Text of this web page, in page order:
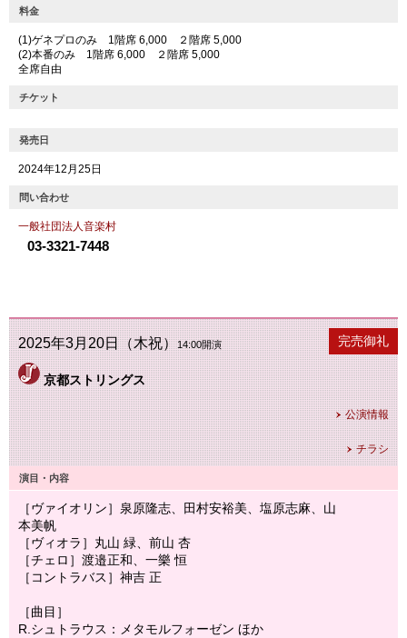
料金
(1)ゲネプロのみ 1階席 6,000 ２階席 5,000
(2)本番のみ 1階席 6,000 ２階席 5,000
全席自由
チケット
発売日
2024年12月25日
問い合わせ
一般社団法人音楽村
03-3321-7448
2025年3月20日（木祝）14:00開演
京都ストリングス
公演情報
チラシ
公演終了
完売御礼
演目・内容
［ヴァイオリン］泉原隆志、田村安裕美、塩原志麻、山
本美帆
［ヴィオラ］丸山 緑、前山 杏
［チェロ］渡邉正和、一樂 恒
［コントラバス］神吉 正
［曲目］
R.シュトラウス：メタモルフォーゼン ほか